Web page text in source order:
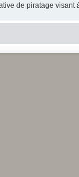
de piratage visant